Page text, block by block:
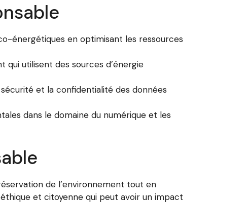
énergétiques en optimisant les ressources
qui utilisent des sources d’énergie
et la confidentialité des données
dans le domaine du numérique et les
de l’environnement tout en
et citoyenne qui peut avoir un impact